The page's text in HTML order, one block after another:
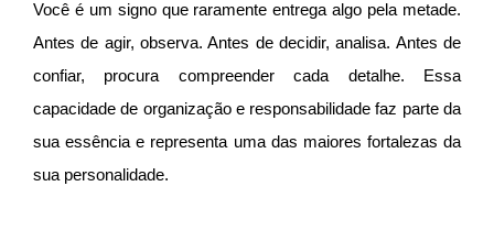
Você é um signo que raramente entrega algo pela metade.
Antes de agir, observa. Antes de decidir, analisa. Antes de
confiar, procura compreender cada detalhe. Essa
capacidade de organização e responsabilidade faz parte da
sua essência e representa uma das maiores fortalezas da
sua personalidade.